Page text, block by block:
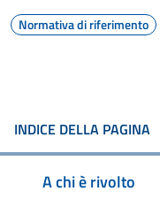
Normativa di riferimento
INDICE DELLA PAGINA
A chi è rivolto